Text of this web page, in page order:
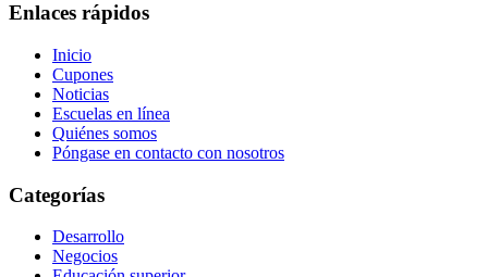
Enlaces rápidos
Inicio
Cupones
Noticias
Escuelas en línea
Quiénes somos
Póngase en contacto con nosotros
Categorías
Desarrollo
Negocios